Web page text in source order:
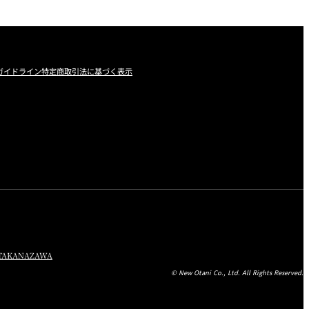
イドライン特定商取引法に基づく表示
KANAZAWA
© New Otani Co., Ltd. All Rights Reserved.